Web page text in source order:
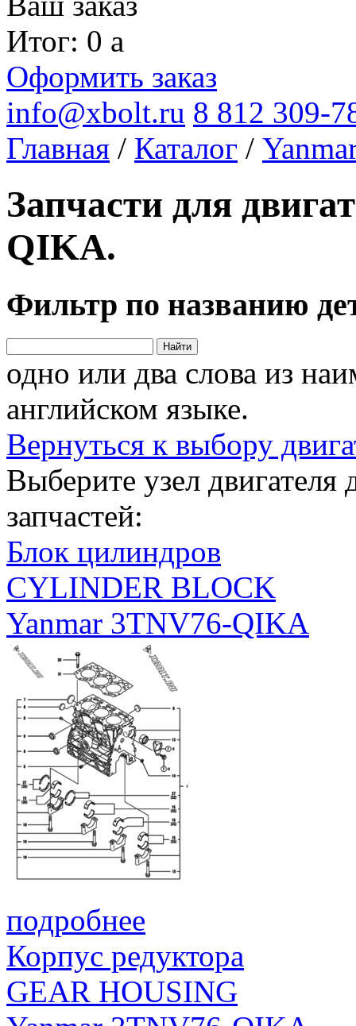
Итог: 0 a
Оформить заказ
info@xbolt.ru 8 812 309-
Главная / Каталог /
Запчасти для
QIKA.
Фильтр по названию
Найти
одно или два слова из
английском языке.
Вернуться к выбору
Выберите узел
запчастей:
Блок цилиндров
CYLINDER BLOCK
Yanmar 3TNV76-QIKA
подробнее
Корпус редуктора
GEAR HOUSING